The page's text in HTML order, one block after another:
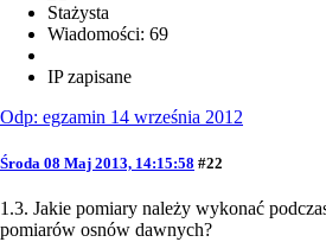
Stażysta
Wiadomości: 69
IP zapisane
Odp: egzamin 14 września 2012
Środa 08 Maj 2013, 14:15:58 #22
1.3. Jakie pomiary należy wykonać
pomiarów osnów dawnych?